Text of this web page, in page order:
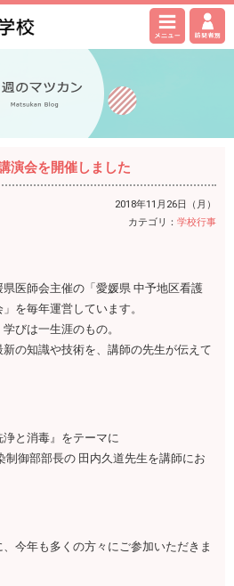
演会を開催しました
2018年11月26日（月）
カテゴリ： 学校行事
医師会主催の「愛媛県 中予地区看護
を毎年運営しています。
びは一生涯のもの。
の知識や技術を、講師の先生が伝えて
と消毒』をテーマに
制御部部長の 田内久道先生を講師にお
今年も多くの方々にご参加いただきま